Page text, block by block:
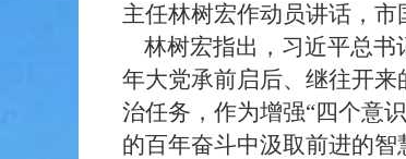
主任林树宏作动员讲话，市
林树宏指出，习近平总书
年大党承前启后、继往开
治任务，作为增强“四个意
的百年奋斗中汲取前进的